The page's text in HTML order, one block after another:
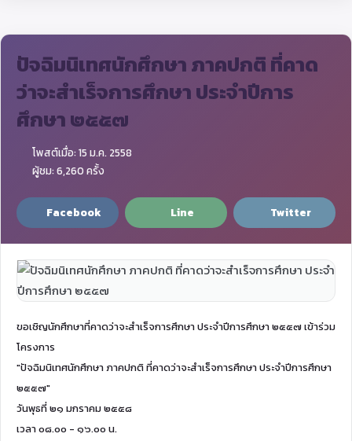
ปัจฉิมนิเทศนักศึกษา ภาคปกติ ที่คาด
ว่าจะสำเร็จการศึกษา ประจำปีการ
ศึกษา ๒๕๕๗
โพสต์เมื่อ: 15 ม.ค. 2558
ผู้ชม: 6,260 ครั้ง
Facebook Line Twitter
ขอเชิญนักศึกษาที่คาดว่าจะสำเร็จการศึกษา ประจำปีการศึกษา ๒๕๕๗ เข้าร่วม
โครงการ
"ปัจฉิมนิเทศนักศึกษา ภาคปกติ ที่คาดว่าจะสำเร็จการศึกษา ประจำปีการศึกษา
๒๕๕๗"
วันพุธที่ ๒๑ มกราคม ๒๕๕๘
เวลา ๐๘.๐๐ - ๑๖.๐๐ น.